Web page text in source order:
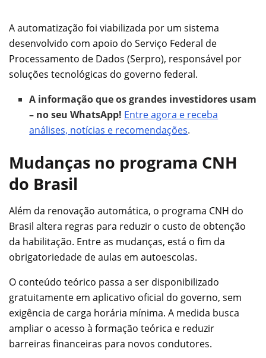
A automatização foi viabilizada por um sistema
desenvolvido com apoio do Serviço Federal de
Processamento de Dados (Serpro), responsável por
soluções tecnológicas do governo federal.
A informação que os grandes investidores usam
– no seu WhatsApp! Entre agora e receba
análises, notícias e recomendações.
Mudanças no programa CNH
do Brasil
Além da renovação automática, o programa CNH do
Brasil altera regras para reduzir o custo de obtenção
da habilitação. Entre as mudanças, está o fim da
obrigatoriedade de aulas em autoescolas.
O conteúdo teórico passa a ser disponibilizado
gratuitamente em aplicativo oficial do governo, sem
exigência de carga horária mínima. A medida busca
ampliar o acesso à formação teórica e reduzir
barreiras financeiras para novos condutores.